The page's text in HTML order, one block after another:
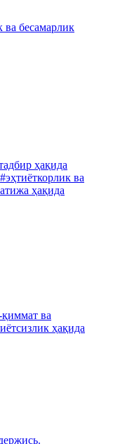
ва бесамарлик
ҳақида
#эҳтиёткорлик ва
ҳақида
қиммат ва
ҳақида